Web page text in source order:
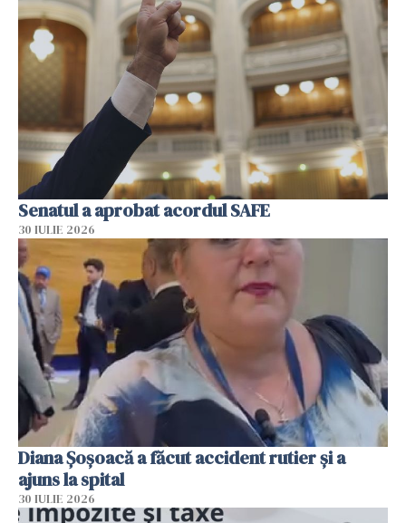
Senatul a aprobat acordul SAFE
30 IULIE 2026
Diana Șoșoacă a făcut accident rutier și a
ajuns la spital
30 IULIE 2026